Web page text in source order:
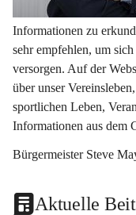
Informationen zu
sehr empfehlen, um
versorgen. Auf der
über unser
sportlichen Leben,
Informationen aus dem
Bürgermeister Steve
Aktuelle